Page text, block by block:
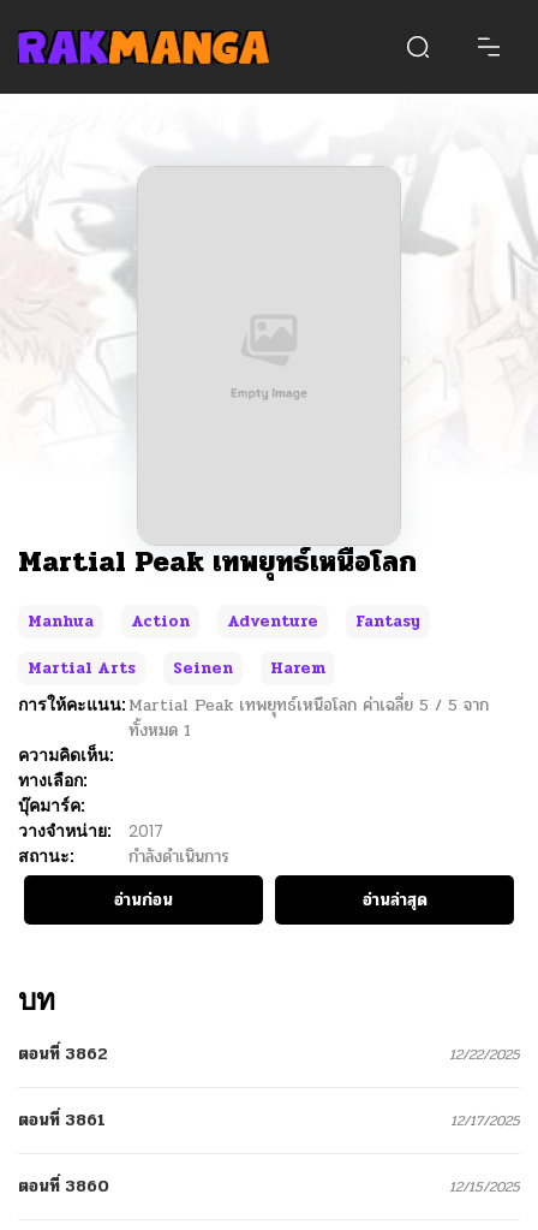
Martial Peak เทพยุทธ์เหนือโลก
Manhua Action Adventure
Fantasy
Martial Arts
Seinen
Harem
การให้คะแนน: Martial Peak เทพยุทธ์เหนือโลก ค่าเฉลี่ย 5 / 5 จาก
ทั้งหมด 1
ความคิดเห็น:
ทางเลือก:
บุ๊คมาร์ค:
วางจำหน่าย:
2017
สถานะ:
กำลังดำเนินการ
อ่านก่อน
อ่านล่าสุด
บท
ตอนที่ 3862 12/22/2025
ตอนที่ 3861 12/17/2025
ตอนที่ 3860 12/15/2025